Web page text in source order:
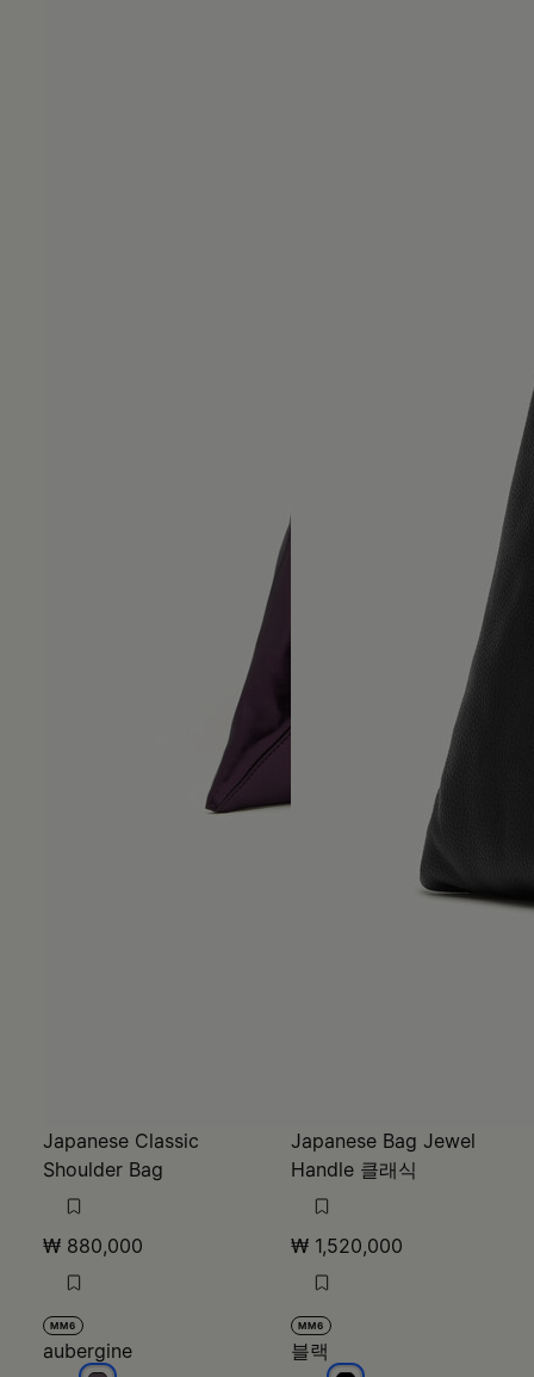
Japanese Classic
Shoulder Bag
₩ 880,000
MM6
aubergine
Japanese Bag Jewel
Handle 클래식
₩ 1,520,000
MM6
블랙